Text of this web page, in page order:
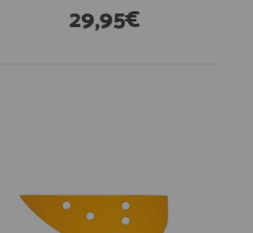
29,95€